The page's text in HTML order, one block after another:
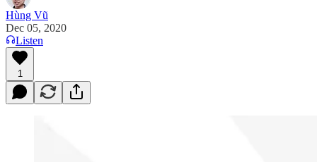
Hùng Vũ
Dec 05, 2020
Listen
1